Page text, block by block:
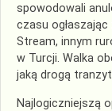
spowodowali
czasu
Stream, innym
w Turcji. Walka
jaką drogą
Najlogiczniejszą